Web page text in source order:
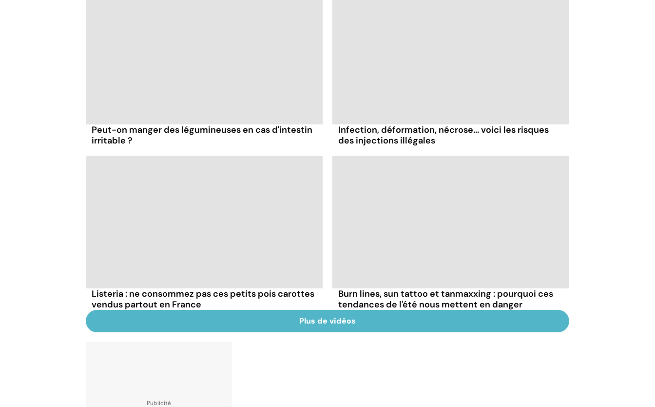
Peut-on manger des légumineuses en cas d'intestin
irritable ?
Infection, déformation, nécrose... voici les risques
des injections illégales
Listeria : ne consommez pas ces petits pois carottes
vendus partout en France
Burn lines, sun tattoo et tanmaxxing : pourquoi ces
tendances de l'été nous mettent en danger
Plus de vidéos